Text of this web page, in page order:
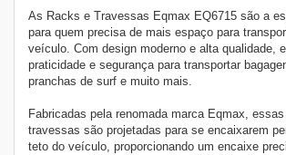
As Racks e Travessas Eqmax EQ6715 são a
para quem precisa de mais espaço para
veículo. Com design moderno e alta qualidade,
praticidade e segurança para transportar
pranchas de surf e muito mais.
Fabricadas pela renomada marca Eqmax,
travessas são projetadas para se encaixarem
teto do veículo, proporcionando um encaixe